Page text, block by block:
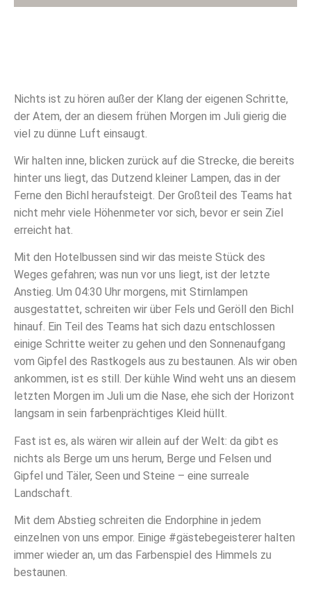
Nichts ist zu hören außer der Klang der eigenen Schritte,
der Atem, der an diesem frühen Morgen im Juli gierig die
viel zu dünne Luft einsaugt.
Wir halten inne, blicken zurück auf die Strecke, die bereits
hinter uns liegt, das Dutzend kleiner Lampen, das in der
Ferne den Bichl heraufsteigt. Der Großteil des Teams hat
nicht mehr viele Höhenmeter vor sich, bevor er sein Ziel
erreicht hat.
Mit den Hotelbussen sind wir das meiste Stück des
Weges gefahren; was nun vor uns liegt, ist der letzte
Anstieg. Um 04:30 Uhr morgens, mit Stirnlampen
ausgestattet, schreiten wir über Fels und Geröll den Bichl
hinauf. Ein Teil des Teams hat sich dazu entschlossen
einige Schritte weiter zu gehen und den Sonnenaufgang
vom Gipfel des Rastkogels aus zu bestaunen. Als wir oben
ankommen, ist es still. Der kühle Wind weht uns an diesem
letzten Morgen im Juli um die Nase, ehe sich der Horizont
langsam in sein farbenprächtiges Kleid hüllt.
Fast ist es, als wären wir allein auf der Welt: da gibt es
nichts als Berge um uns herum, Berge und Felsen und
Gipfel und Täler, Seen und Steine – eine surreale
Landschaft.
Mit dem Abstieg schreiten die Endorphine in jedem
einzelnen von uns empor. Einige #gästebegeisterer halten
immer wieder an, um das Farbenspiel des Himmels zu
bestaunen.